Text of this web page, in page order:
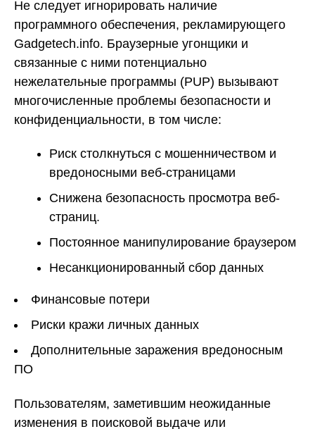
Не следует игнорировать наличие
программного обеспечения, рекламирующего
Gadgetech.info. Браузерные угонщики и
связанные с ними потенциально
нежелательные программы (PUP) вызывают
многочисленные проблемы безопасности и
конфиденциальности, в том числе:
Риск столкнуться с мошенничеством и
вредоносными веб-страницами
Снижена безопасность просмотра веб-
страниц.
Постоянное манипулирование браузером
Несанкционированный сбор данных
Финансовые потери
Риски кражи личных данных
Дополнительные заражения вредоносным
ПО
Пользователям, заметившим неожиданные
изменения в поисковой выдаче или